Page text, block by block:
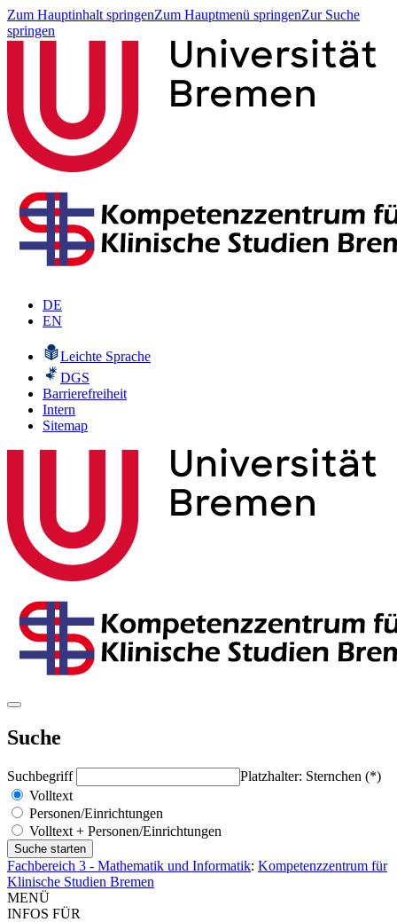
Zum Hauptinhalt springenZum Hauptmenü springenZur Suche
springen
DE
EN
Leichte Sprache
DGS
Barrierefreiheit
Intern
Sitemap
Suche
Suchbegriff
Platzhalter: Sternchen (*)
Volltext
Personen/Einrichtungen
Volltext + Personen/Einrichtungen
Fachbereich 3 - Mathematik und Informatik: Kompetenzzentrum für
Klinische Studien Bremen
MENÜ
INFOS FÜR